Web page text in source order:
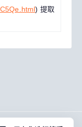
) 提取